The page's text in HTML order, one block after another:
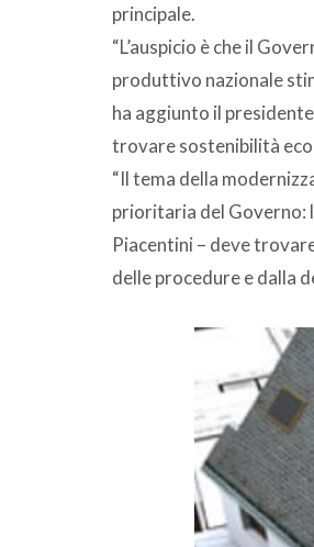
principale.
“L’auspicio è che il
produttivo nazionale
ha aggiunto il
trovare sostenibilità
“Il tema della
prioritaria del Governo:
Piacentini – deve
delle procedure e dalla